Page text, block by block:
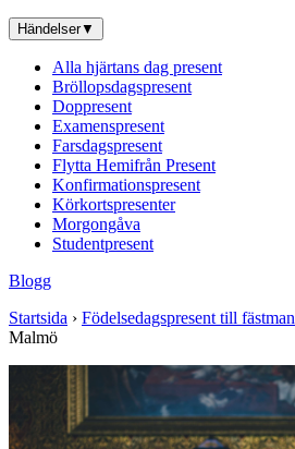
Händelser▼
Alla hjärtans dag present
Bröllopsdagspresent
Doppresent
Examenspresent
Farsdagspresent
Flytta Hemifrån Present
Konfirmationspresent
Körkortspresenter
Morgongåva
Studentpresent
Blogg
Startsida › Födelsedagspresent till fästman
Malmö